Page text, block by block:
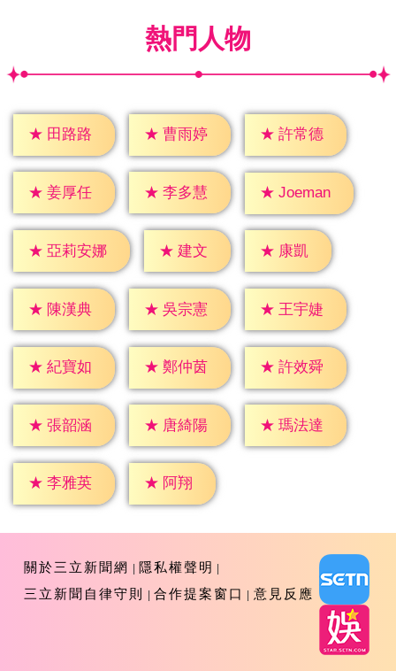
熱門人物
★ 田路路 ★ 曹雨婷 ★ 許常德
★ 姜厚任 ★ 李多慧 ★ Joeman
★ 亞莉安娜 ★ 建文 ★ 康凱
★ 陳漢典 ★ 吳宗憲 ★ 王宇婕
★ 紀寶如 ★ 鄭仲茵 ★ 許效舜
★ 張韶涵 ★ 唐綺陽 ★ 瑪法達
★ 李雅英 ★ 阿翔
關於三立新聞網
隱私權聲明
三立新聞自律守則
合作提案窗口 意見反應